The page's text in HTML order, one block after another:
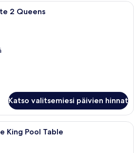
Hotellihuone, jossa on kaksi
2 Queens
Katso valitsemiesi päivien hinnat
Hotellihuone, jossa on suuri sänky,
King Pool Table